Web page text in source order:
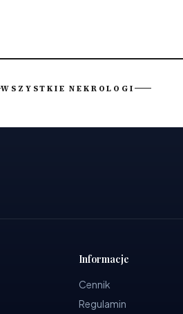
WSZYSTKIE NEKROLOGI
Informacje
Cennik
Regulamin